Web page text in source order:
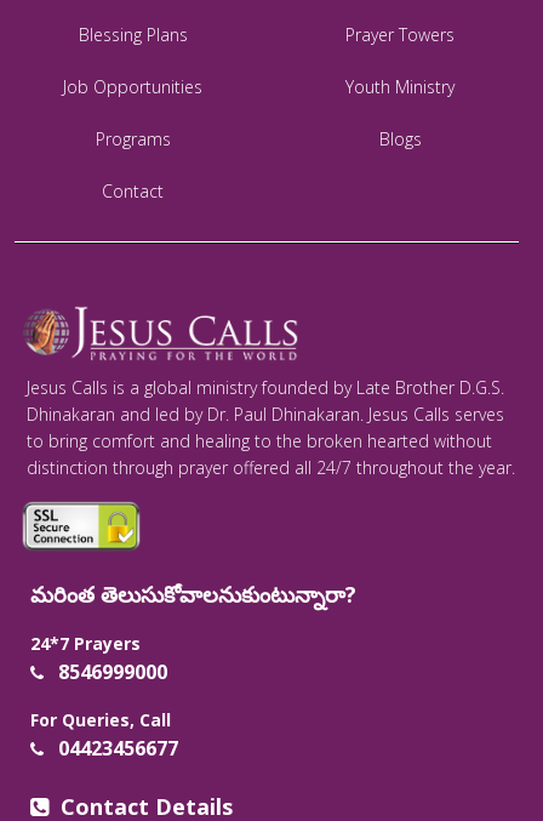
Blessing Plans Prayer Towers
Job Opportunities Youth Ministry
Programs Blogs
Contact
Jesus Calls is a global ministry founded by Late Brother D.G.S.
Dhinakaran and led by Dr. Paul Dhinakaran. Jesus Calls serves
to bring comfort and healing to the broken hearted without
distinction through prayer offered all 24/7 throughout the year.
మరింత తెలుసుకోవాలనుకుంటున్నారా?
24*7 Prayers
8546999000
For Queries, Call
04423456677
Contact Details